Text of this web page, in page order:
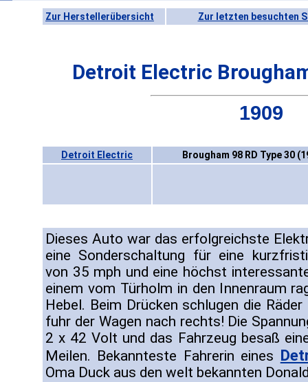
Zur Herstellerübersicht Zur letzten besuchten
Detroit Electric
1909
Detroit Electric Brougham 98 RD Type 30
Dieses Auto war das erfolgreichste
eine Sonderschaltung für eine
von 35 mph und eine höchst
einem vom Türholm in den Innenraum
Hebel. Beim Drücken schlugen die
fuhr der Wagen nach rechts! Die
2 x 42 Volt und das Fahrzeug besaß
Meilen. Bekannteste Fahrerin eines
Oma Duck aus den welt bekannten